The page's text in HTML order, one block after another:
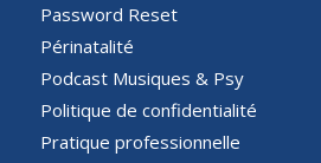
Password Reset
Périnatalité
Podcast Musiques & Psy
Politique de confidentialité
Pratique professionnelle